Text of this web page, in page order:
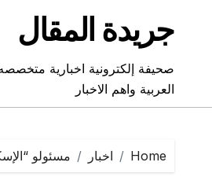
contentجريدة المقال
صحيفة إلكترونية اخبارية
العربية واهم الاخبار
Home اخبار مسئولو